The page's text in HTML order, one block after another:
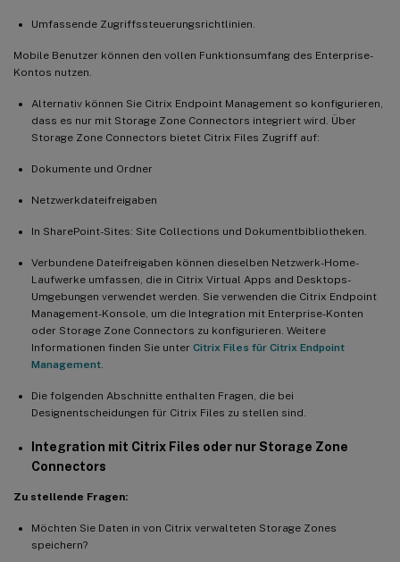
Umfassende Zugriffssteuerungsrichtlinien.
Mobile Benutzer können den vollen Funktionsumfang des Enterprise-
Kontos nutzen.
Alternativ können Sie Citrix Endpoint Management so konfigurieren,
dass es nur mit Storage Zone Connectors integriert wird. Über
Storage Zone Connectors bietet Citrix Files Zugriff auf:
Dokumente und Ordner
Netzwerkdateifreigaben
In SharePoint-Sites: Site Collections und Dokumentbibliotheken.
Verbundene Dateifreigaben können dieselben Netzwerk-Home-
Laufwerke umfassen, die in Citrix Virtual Apps and Desktops-
Umgebungen verwendet werden. Sie verwenden die Citrix Endpoint
Management-Konsole, um die Integration mit Enterprise-Konten
oder Storage Zone Connectors zu konfigurieren. Weitere
Informationen finden Sie unter Citrix Files für Citrix Endpoint
Management
Die folgenden Abschnitte enthalten Fragen, die bei
Designentscheidungen für Citrix Files zu stellen sind.
Integration mit Citrix Files oder nur Storage Zone
Connectors
Zu stellende Fragen:
Möchten Sie Daten in von Citrix verwalteten Storage Zones
speichern?